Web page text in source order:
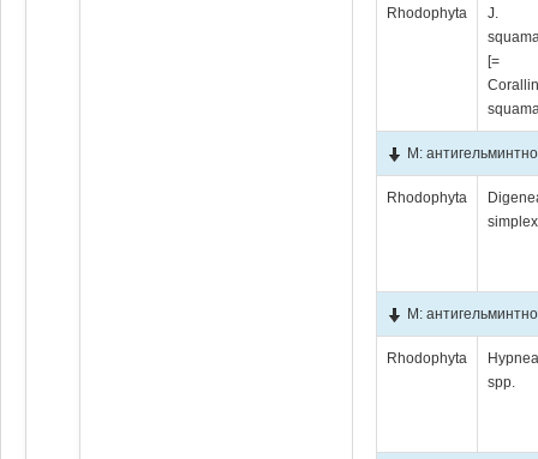
Rhodophyta
J.
[=
М:
Rhodophyta
simplex
М:
Rhodophyta
spp.